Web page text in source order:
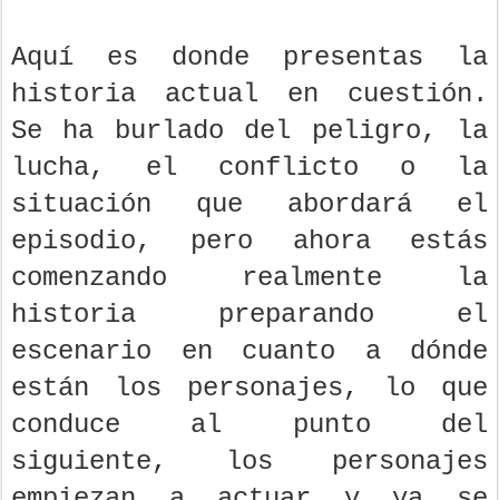
Aquí es donde presentas la
historia actual en cuestión.
Se ha burlado del peligro, la
lucha, el conflicto o la
situación que abordará el
episodio, pero ahora estás
comenzando realmente la
historia preparando el
escenario en cuanto a dónde
están los personajes, lo que
conduce al punto del
siguiente, los personajes